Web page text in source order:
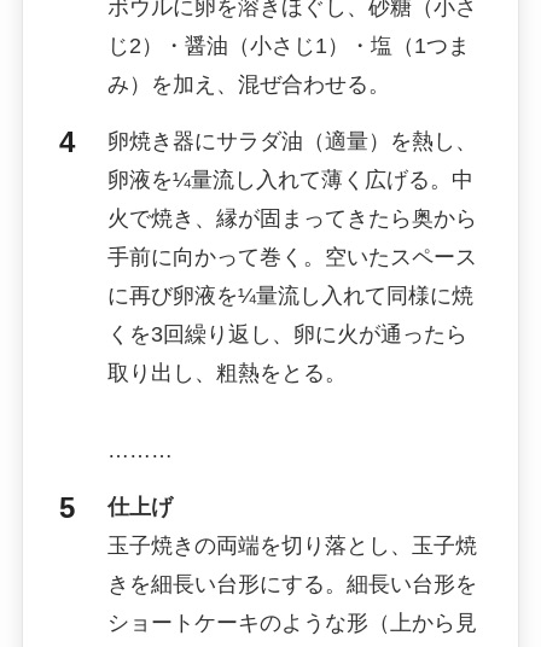
ボウルに卵を溶きほぐし、砂糖（小さ
じ2）・醤油（小さじ1）・塩（1つま
み）を加え、混ぜ合わせる。
卵焼き器にサラダ油（適量）を熱し、
卵液を¼量流し入れて薄く広げる。中
火で焼き、縁が固まってきたら奥から
手前に向かって巻く。空いたスペース
に再び卵液を¼量流し入れて同様に焼
くを3回繰り返し、卵に火が通ったら
取り出し、粗熱をとる。
………
仕上げ
玉子焼きの両端を切り落とし、玉子焼
きを細長い台形にする。細長い台形を
ショートケーキのような形（上から見